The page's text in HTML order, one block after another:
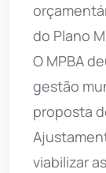
do Plano
O MPBA
gestão
proposta
viabilizar